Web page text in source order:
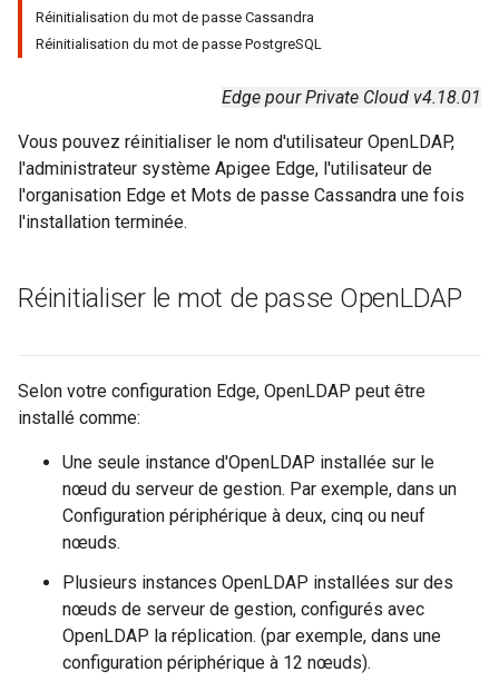
Réinitialisation du mot de passe Cassandra
Réinitialisation du mot de passe PostgreSQL
Edge pour Private Cloud v4.18.01
Vous pouvez réinitialiser le nom d'utilisateur OpenLDAP,
l'administrateur système Apigee Edge, l'utilisateur de
l'organisation Edge et Mots de passe Cassandra une fois
l'installation terminée.
Réinitialiser le mot de passe OpenLDAP
Selon votre configuration Edge, OpenLDAP peut être
installé comme:
Une seule instance d'OpenLDAP installée sur le
nœud du serveur de gestion. Par exemple, dans un
Configuration périphérique à deux, cinq ou neuf
nœuds.
Plusieurs instances OpenLDAP installées sur des
nœuds de serveur de gestion, configurés avec
OpenLDAP la réplication. (par exemple, dans une
configuration périphérique à 12 nœuds).